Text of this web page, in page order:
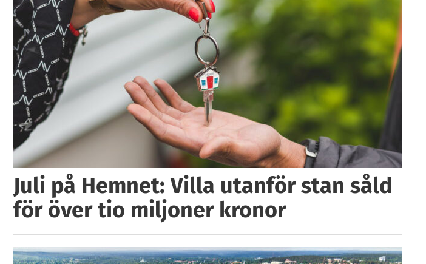
Juli på Hemnet: Villa utanför stan såld
för över tio miljoner kronor